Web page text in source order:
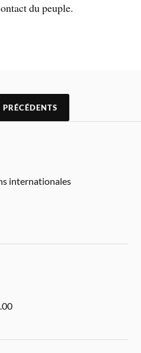
du peuple.
internationales